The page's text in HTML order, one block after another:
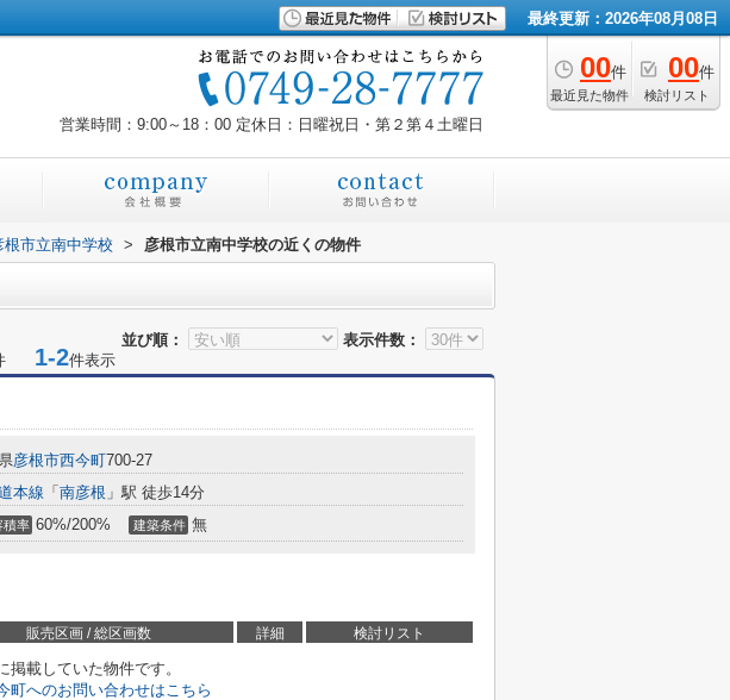
最終更新：2026年08月08日
00件
最近見た物件
00件
検討リスト
営業時間：9:00～18：00 定休日：日曜祝日・第２第４土曜日
根市立南中学校 > 彦根市立南中学校の近くの物件
並び順： 表示件数：
1-2件表示
彦根市西今町700-27
本線 「 南彦根 」駅 徒歩14分
積率 60%/200% 建築条件 無
販売区画 / 総区画数 詳細 検討リスト
掲載していた物件です。
町へのお問い合わせはこちら